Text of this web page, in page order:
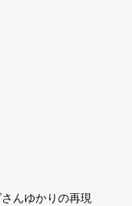
んゆかりの再現